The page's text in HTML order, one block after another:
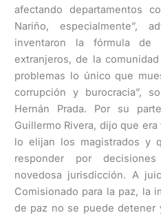
afectando departamentos
Nariño, especialmente”,
inventaron la fórmula
extranjeros, de la
problemas lo único que
corrupción y burocracia”,
Hernán Prada. Por su
Guillermo Rivera, dijo que
lo elijan los magistrados y
responder por
novedosa jurisdicción. A
Comisionado para la paz, la
de paz no se puede